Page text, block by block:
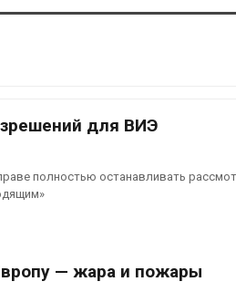
для ВИЭ
полностью останавливать
— жара и пожары
Солнечные
каналами
Авг 7, 2026
может